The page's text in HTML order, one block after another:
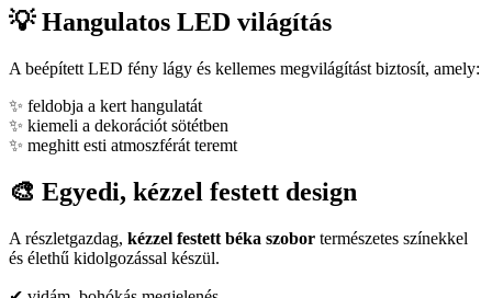
💡 Hangulatos LED világítás
A beépített LED fény lágy és kellemes megvilágítást biztosít, amely:
✨ feldobja a kert hangulatát
✨ kiemeli a dekorációt sötétben
✨ meghitt esti atmoszférát teremt
🎨 Egyedi, kézzel festett design
A részletgazdag, kézzel festett béka szobor természetes színekkel
és élethű kidolgozással készül.